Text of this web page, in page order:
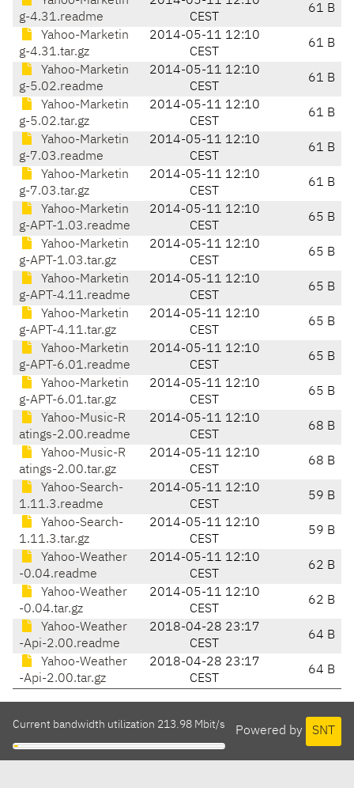
g-4.31.readme
CEST
61 B
Yahoo-Marketin
g-4.31.tar.gz
2014-05-11 12:10
CEST
61 B
Yahoo-Marketin
g-5.02.readme
2014-05-11 12:10
CEST
61 B
Yahoo-Marketin
g-5.02.tar.gz
2014-05-11 12:10
CEST
61 B
Yahoo-Marketin
g-7.03.readme
2014-05-11 12:10
CEST
61 B
Yahoo-Marketin
g-7.03.tar.gz
2014-05-11 12:10
CEST
61 B
Yahoo-Marketin
g-APT-1.03.readme
2014-05-11 12:10
CEST
65 B
Yahoo-Marketin
g-APT-1.03.tar.gz
2014-05-11 12:10
CEST
65 B
Yahoo-Marketin
g-APT-4.11.readme
2014-05-11 12:10
CEST
65 B
Yahoo-Marketin
g-APT-4.11.tar.gz
2014-05-11 12:10
CEST
65 B
Yahoo-Marketin
g-APT-6.01.readme
2014-05-11 12:10
CEST
65 B
Yahoo-Marketin
g-APT-6.01.tar.gz
2014-05-11 12:10
CEST
65 B
Yahoo-Music-R
atings-2.00.readme
2014-05-11 12:10
CEST
68 B
Yahoo-Music-R
atings-2.00.tar.gz
2014-05-11 12:10
CEST
68 B
Yahoo-Search-
1.11.3.readme
2014-05-11 12:10
CEST
59 B
Yahoo-Search-
1.11.3.tar.gz
2014-05-11 12:10
CEST
59 B
Yahoo-Weather
-0.04.readme
2014-05-11 12:10
CEST
62 B
Yahoo-Weather
-0.04.tar.gz
2014-05-11 12:10
CEST
62 B
Yahoo-Weather
-Api-2.00.readme
2018-04-28 23:17
CEST
64 B
Yahoo-Weather
-Api-2.00.tar.gz
2018-04-28 23:17
CEST
64 B
Powered by SNT
Current bandwidth utilization 213.98 Mbit/s